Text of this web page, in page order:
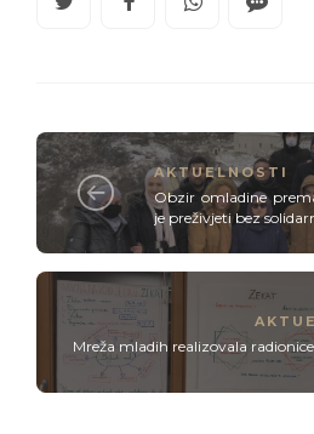
AKTUELNOSTI
Obzir omladine
je preživjeti bez
Mreža mladih realizovala